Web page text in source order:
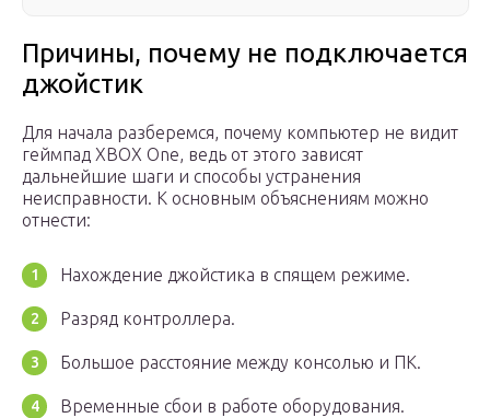
Причины, почему не подключается
джойстик
Для начала разберемся, почему компьютер не видит
геймпад XBOX One, ведь от этого зависят
дальнейшие шаги и способы устранения
неисправности. К основным объяснениям можно
отнести:
Нахождение джойстика в спящем режиме.
Разряд контроллера.
Большое расстояние между консолью и ПК.
Временные сбои в работе оборудования.